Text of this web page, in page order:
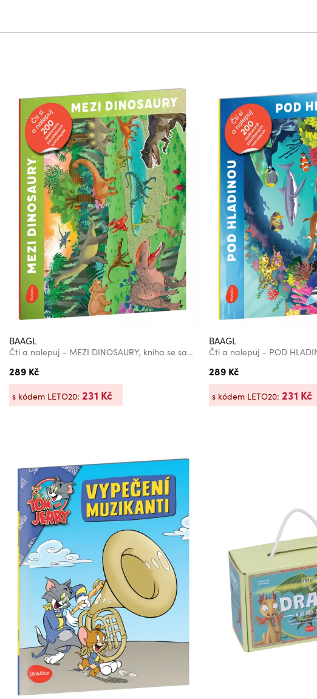
BAAGL
Čti a nalepuj – MEZI DINOSAURY, kniha se samolepkami
289 Kč
s kódem LETO20: 231 Kč
BAAGL
289 Kč
s kódem LETO20: 231 Kč